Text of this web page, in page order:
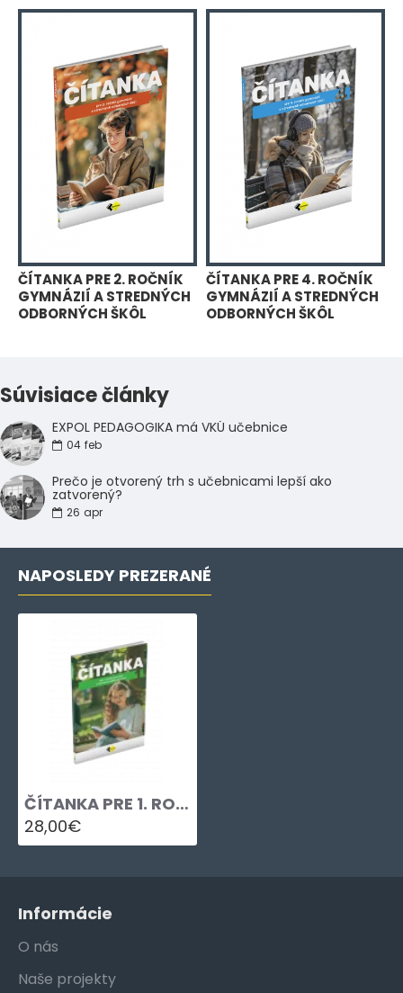
ČÍTANKA PRE 2. ROČNÍK
GYMNÁZIÍ A STREDNÝCH
ODBORNÝCH ŠKÔL
ČÍTANKA PRE 4. ROČNÍK
GYMNÁZIÍ A STREDNÝCH
ODBORNÝCH ŠKÔL
Súvisiace články
EXPOL PEDAGOGIKA má VKÚ učebnice
04 feb
Prečo je otvorený trh s učebnicami lepší ako
zatvorený?
26 apr
NAPOSLEDY PREZERANÉ
ČÍTANKA PRE 1. ROČNÍK GYMNÁZIÍ A STREDNÝCH ODBORNÝCH ŠKÔL
28,00€
Informácie
O nás
Naše projekty